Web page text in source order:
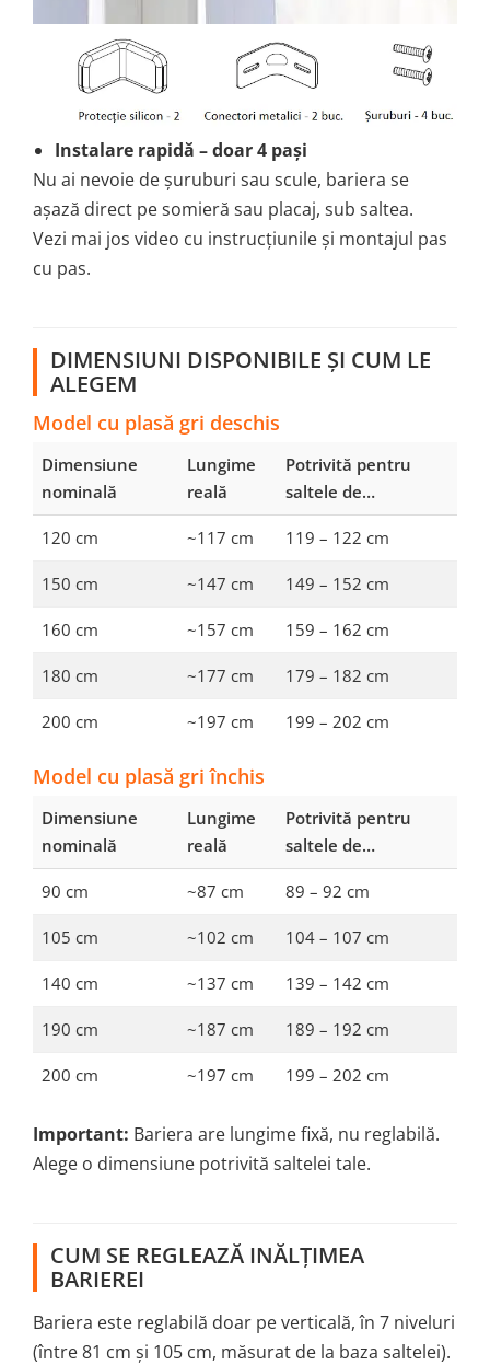
Instalare rapidă – doar 4 pași
Nu ai nevoie de șuruburi sau scule, bariera se
așază direct pe somieră sau placaj, sub saltea.
Vezi mai jos video cu instrucțiunile și montajul pas
cu pas.
DIMENSIUNI DISPONIBILE ȘI CUM LE
ALEGEM
Model cu plasă gri deschis
Dimensiune
nominală
Lungime
reală
Potrivită pentru
saltele de…
120 cm ~117 cm 119 – 122 cm
150 cm ~147 cm 149 – 152 cm
160 cm ~157 cm 159 – 162 cm
180 cm ~177 cm 179 – 182 cm
200 cm ~197 cm 199 – 202 cm
Model cu plasă gri închis
Dimensiune
nominală
Lungime
reală
Potrivită pentru
saltele de…
90 cm ~87 cm 89 – 92 cm
105 cm ~102 cm 104 – 107 cm
140 cm ~137 cm 139 – 142 cm
190 cm ~187 cm 189 – 192 cm
200 cm ~197 cm 199 – 202 cm
Important: Bariera are lungime fixă, nu reglabilă.
Alege o dimensiune potrivită saltelei tale.
CUM SE REGLEAZĂ INĂLȚIMEA
BARIEREI
Bariera este reglabilă doar pe verticală, în 7 niveluri
(între 81 cm și 105 cm, măsurat de la baza saltelei).